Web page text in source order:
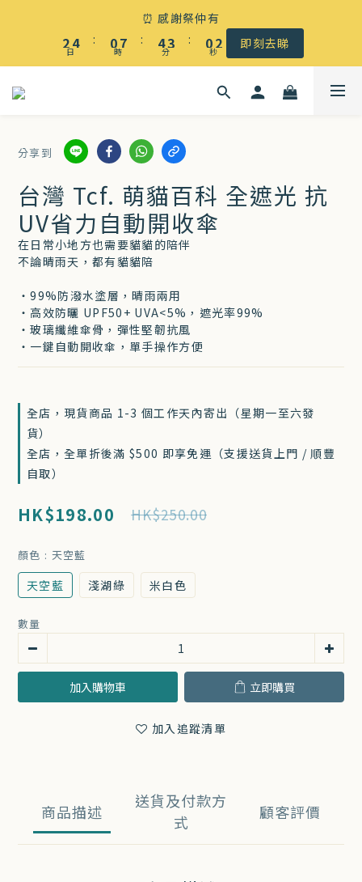
☀️ 盛夏感謝祭低至5折｜滿$500 全港免運
⏰ 感謝祭仲有
2
1
4
3
日
:
07
6
2
0
時
:
5
4
3
4
3
2
分
:
1
0
2
1
0
秒 即刻去睇
☀️ 盛夏感謝祭低至5折｜滿$500 全港免運
分享到
台灣 Tcf. 萌貓百科 全遮光 抗
UV省力自動開收傘
在日常小地方也需要貓貓的陪伴
不論晴雨天，都有貓貓陪
‧99%防潑水塗層，晴雨兩用
‧高效防曬 UPF50+ UVA<5%，遮光率99%
‧玻璃纖維傘骨，彈性堅韌抗風
‧一鍵自動開收傘，單手操作方便
全店，現貨商品 1-3 個工作天內寄出（星期一至六發
貨）
全店，全單折後滿 $500 即享免運（支援送貨上門 / 順豐
自取）
HK$198.00 HK$250.00
顏色 : 天空藍
天空藍 淺湖綠 米白色
數量
加入購物車 立即購買
加入追蹤清單
商品描述
送貨及付款方
式
顧客評價